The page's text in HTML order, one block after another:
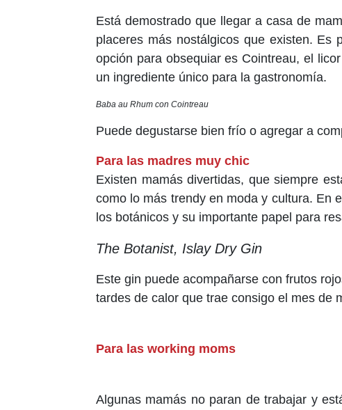
Está demostrado que llegar a casa de
placeres más nostálgicos que existen.
opción para obsequiar es Cointreau, el
un ingrediente único para la gastronomía.
Baba au Rhum con Cointreau
Puede degustarse bien frío o agregar a
Para las madres muy chic
Existen mamás divertidas, que siempre
como lo más trendy en moda y cultura. En
los botánicos y su importante papel para
The Botanist, Islay Dry Gin
Este gin puede acompañarse con frutos
tardes de calor que trae consigo el mes de
Para las working moms
Algunas mamás no paran de trabajar y